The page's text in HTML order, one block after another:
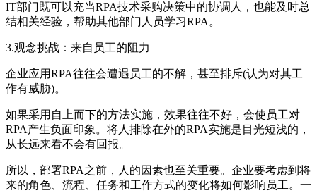
IT部门既可以充当RPA技术采购决策中的协调人，也能及时总
结相关经验，帮助其他部门人员学习RPA。
3.观念挑战：来自员工的阻力
企业应用RPA往往会遭遇员工的不解，甚至排斥(认为对其工
作有威胁)。
如果采用自上而下的方法实施，效果往往不好，会使员工对
RPA产生负面印象。将人排除在外的RPA实施是目光短浅的，
从长远来看不会有回报。
所以，部署RPA之前，人的因素也至关重要。企业要考虑到将
来的角色、流程、任务和工作方式的变化将如何影响员工。一